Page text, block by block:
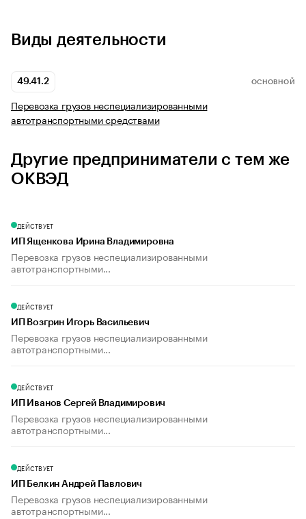
Виды деятельности
49.41.2 ОСНОВНОЙ
Перевозка грузов неспециализированными
автотранспортными средствами
Другие предприниматели с тем же
ОКВЭД
ДЕЙСТВУЕТ
ИП Ященкова Ирина Владимировна
Перевозка грузов неспециализированными
автотранспортными...
ДЕЙСТВУЕТ
ИП Возгрин Игорь Васильевич
Перевозка грузов неспециализированными
автотранспортными...
ДЕЙСТВУЕТ
ИП Иванов Сергей Владимирович
Перевозка грузов неспециализированными
автотранспортными...
ДЕЙСТВУЕТ
ИП Белкин Андрей Павлович
Перевозка грузов неспециализированными
автотранспортными...